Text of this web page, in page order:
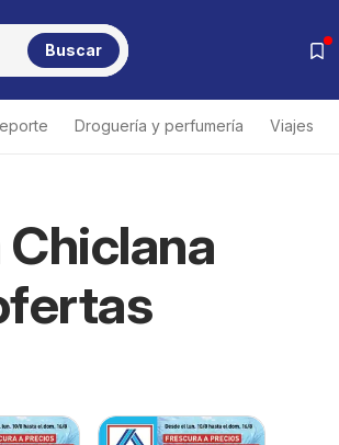
Buscar
Droguería y perfumería Viajes